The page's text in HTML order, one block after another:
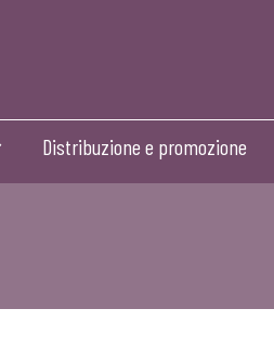
Distribuzione e promozione